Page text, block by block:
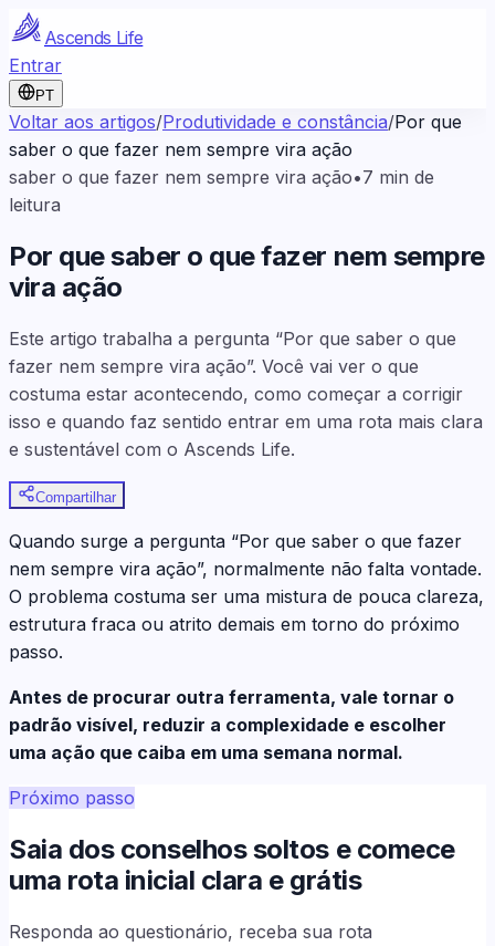
Ascends Life
Entrar
PT
Voltar aos artigos/Produtividade e constância/Por que
saber o que fazer nem sempre vira ação
saber o que fazer nem sempre vira ação•7 min de
leitura
Por que saber o que fazer nem sempre
vira ação
Este artigo trabalha a pergunta “Por que saber o que
fazer nem sempre vira ação”. Você vai ver o que
costuma estar acontecendo, como começar a corrigir
isso e quando faz sentido entrar em uma rota mais clara
e sustentável com o Ascends Life.
Compartilhar
Quando surge a pergunta “Por que saber o que fazer
nem sempre vira ação”, normalmente não falta vontade.
O problema costuma ser uma mistura de pouca clareza,
estrutura fraca ou atrito demais em torno do próximo
passo.
Antes de procurar outra ferramenta, vale tornar o
padrão visível, reduzir a complexidade e escolher
uma ação que caiba em uma semana normal.
Próximo passo
Saia dos conselhos soltos e comece
uma rota inicial clara e grátis
Responda ao questionário, receba sua rota